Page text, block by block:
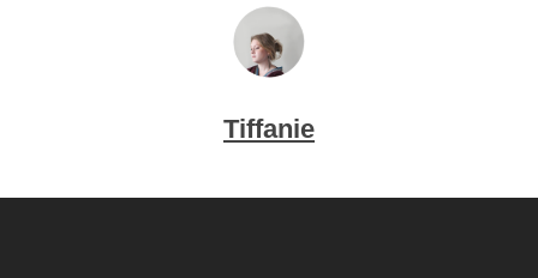
Tiffanie